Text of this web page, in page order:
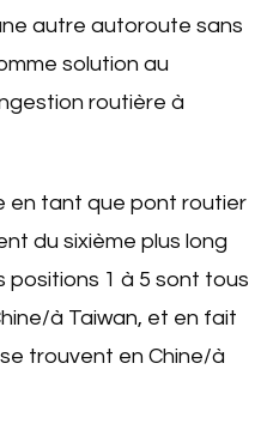
autre autoroute sans
solution au
routière à
en tant que pont routier
du sixième plus long
positions 1 à 5 sont tous
à Taiwan, et en fait
trouvent en Chine/à